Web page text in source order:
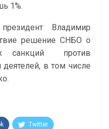
1%.
Владимир
решение СНБО о
санкций против
в том числе
Twitter